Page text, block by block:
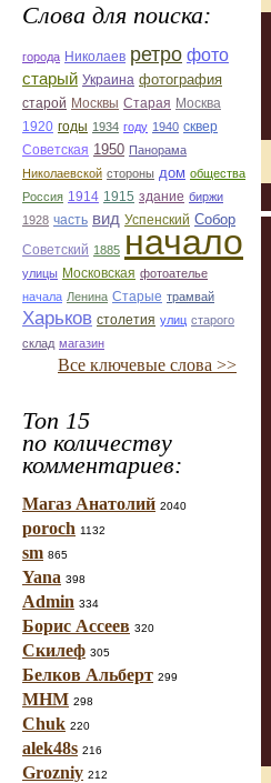
Слова для поиска:
города Николаев ретро фото
старый Украина фотография
старой Москвы Старая Москва
1920 годы 1934 году 1940 сквер
Советская 1950 Панорама
Николаевской стороны дом общества
Россия 1914 1915 здание биржи
1928 часть вид Успенский Собор
Советский 1885 начало
улицы Московская фотоателье
начала Ленина Старые трамвай
Харьков столетия улиц старого
склад магазин
Все ключевые слова >>
Топ 15
по количеству
комментариев:
Магаз Анатолий 2040
poroch 1132
sm 865
Yana 398
Admin 334
Борис Ассеев 320
Скилеф 305
Белков Альберт 299
МНМ 298
Chuk 220
alek48s 216
Grozniy 212